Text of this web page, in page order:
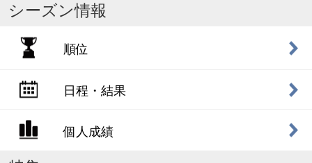
シーズン情報
順位
日程・結果
個人成績